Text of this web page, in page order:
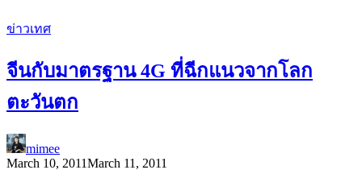
ข่าวเทศ
จีนกับมาตรฐาน 4G ที่ฉีกแนวจากโลก
ตะวันตก
mimee
March 10, 2011March 11, 2011